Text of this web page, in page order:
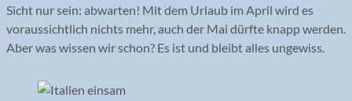
Sicht nur sein: abwarten! Mit dem Urlaub im April wird es
voraussichtlich nichts mehr, auch der Mai dürfte knapp werden.
Aber was wissen wir schon? Es ist und bleibt alles ungewiss.